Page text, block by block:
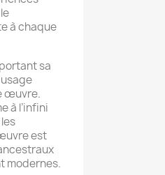
à chaque
sa
œuvre.
à l’infini
est
modernes.